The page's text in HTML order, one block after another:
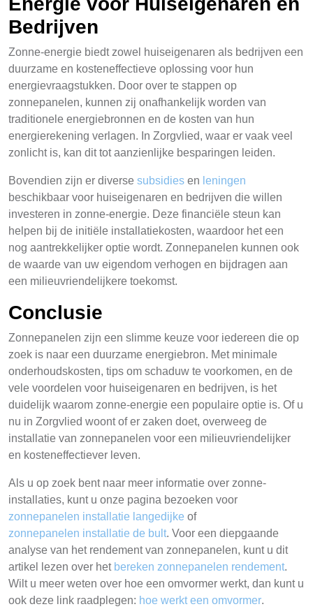
Bedrijven
Zonne-energie biedt zowel huiseigenaren als bedrijven een
duurzame en kosteneffectieve oplossing voor hun
energievraagstukken. Door over te stappen op
zonnepanelen, kunnen zij onafhankelijk worden van
traditionele energiebronnen en de kosten van hun
energierekening verlagen. In Zorgvlied, waar er vaak veel
zonlicht is, kan dit tot aanzienlijke besparingen leiden.
Bovendien zijn er diverse subsidies en leningen
beschikbaar voor huiseigenaren en bedrijven die willen
investeren in zonne-energie. Deze financiële steun kan
helpen bij de initiële installatiekosten, waardoor het een
nog aantrekkelijker optie wordt. Zonnepanelen kunnen ook
de waarde van uw eigendom verhogen en bijdragen aan
een milieuvriendelijkere toekomst.
Conclusie
Zonnepanelen zijn een slimme keuze voor iedereen die op
zoek is naar een duurzame energiebron. Met minimale
onderhoudskosten, tips om schaduw te voorkomen, en de
vele voordelen voor huiseigenaren en bedrijven, is het
duidelijk waarom zonne-energie een populaire optie is. Of u
nu in Zorgvlied woont of er zaken doet, overweeg de
installatie van zonnepanelen voor een milieuvriendelijker
en kosteneffectiever leven.
Als u op zoek bent naar meer informatie over zonne-
installaties, kunt u onze pagina bezoeken voor
zonnepanelen installatie langedijke of
zonnepanelen installatie de bult. Voor een diepgaande
analyse van het rendement van zonnepanelen, kunt u dit
artikel lezen over het bereken zonnepanelen rendement.
Wilt u meer weten over hoe een omvormer werkt, dan kunt u
ook deze link raadplegen: hoe werkt een omvormer.